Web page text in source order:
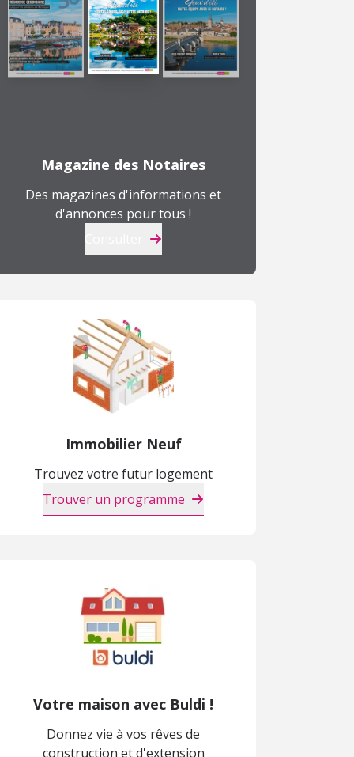
Magazine des Notaires
Des magazines d'informations et
d'annonces pour tous !
Immobilier Neuf
Trouvez votre futur logement
Trouver un programme
Votre maison avec Buldi !
Donnez vie à vos rêves de
construction et d'extension